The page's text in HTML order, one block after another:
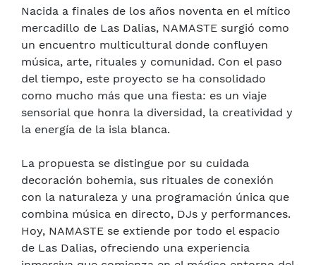
Nacida a finales de los años noventa en el mítico
mercadillo de Las Dalias, NAMASTE surgió como
un encuentro multicultural donde confluyen
música, arte, rituales y comunidad. Con el paso
del tiempo, este proyecto se ha consolidado
como mucho más que una fiesta: es un viaje
sensorial que honra la diversidad, la creatividad y
la energía de la isla blanca.
La propuesta se distingue por su cuidada
decoración bohemia, sus rituales de conexión
con la naturaleza y una programación única que
combina música en directo, DJs y performances.
Hoy, NAMASTE se extiende por todo el espacio
de Las Dalias, ofreciendo una experiencia